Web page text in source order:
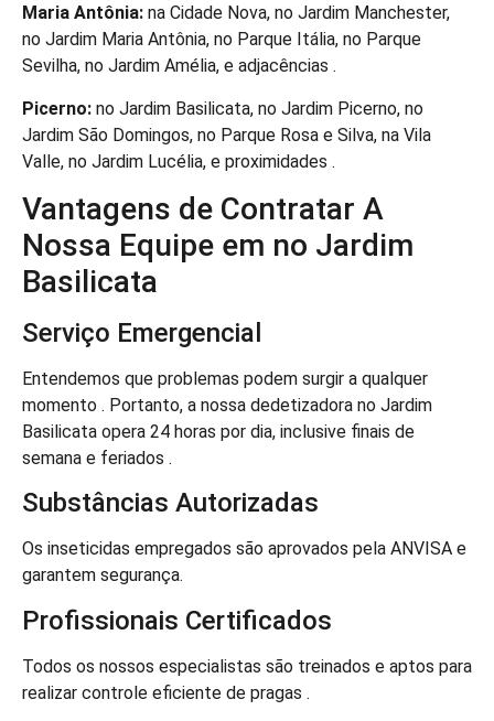
Maria Antônia: na Cidade Nova, no Jardim Manchester,
no Jardim Maria Antônia, no Parque Itália, no Parque
Sevilha, no Jardim Amélia, e adjacências .
Picerno: no Jardim Basilicata, no Jardim Picerno, no
Jardim São Domingos, no Parque Rosa e Silva, na Vila
Valle, no Jardim Lucélia, e proximidades .
Vantagens de Contratar A
Nossa Equipe em no Jardim
Basilicata
Serviço Emergencial
Entendemos que problemas podem surgir a qualquer
momento . Portanto, a nossa dedetizadora no Jardim
Basilicata opera 24 horas por dia, inclusive finais de
semana e feriados .
Substâncias Autorizadas
Os inseticidas empregados são aprovados pela ANVISA e
garantem segurança.
Profissionais Certificados
Todos os nossos especialistas são treinados e aptos para
realizar controle eficiente de pragas .